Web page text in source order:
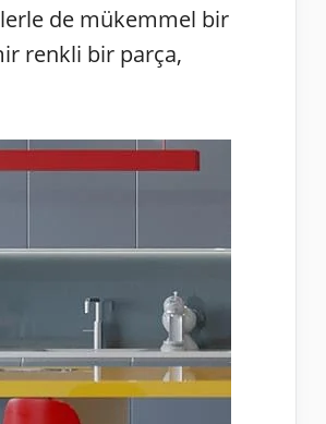
de mükemmel bir
renkli bir parça,